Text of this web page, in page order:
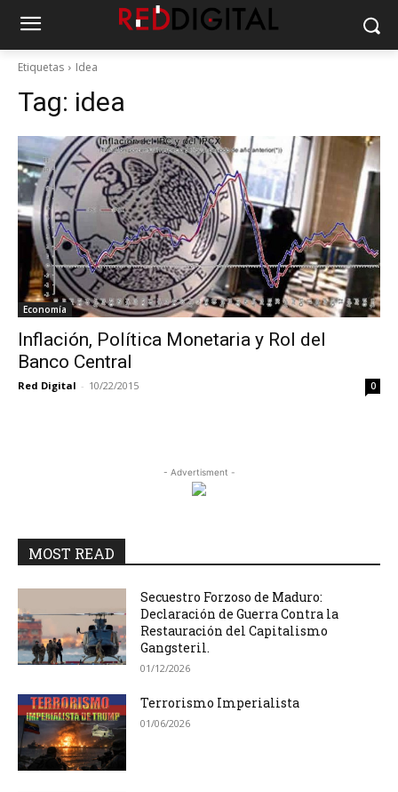
Etiquetas Idea
Tag: idea
Economía
Inflación, Política Monetaria y Rol del
Banco Central
Red Digital - 10/22/2015 0
- Advertisment -
MOST READ
Secuestro Forzoso de Maduro:
Declaración de Guerra Contra la
Restauración del Capitalismo
Gangsteril.
01/12/2026
Terrorismo Imperialista
01/06/2026